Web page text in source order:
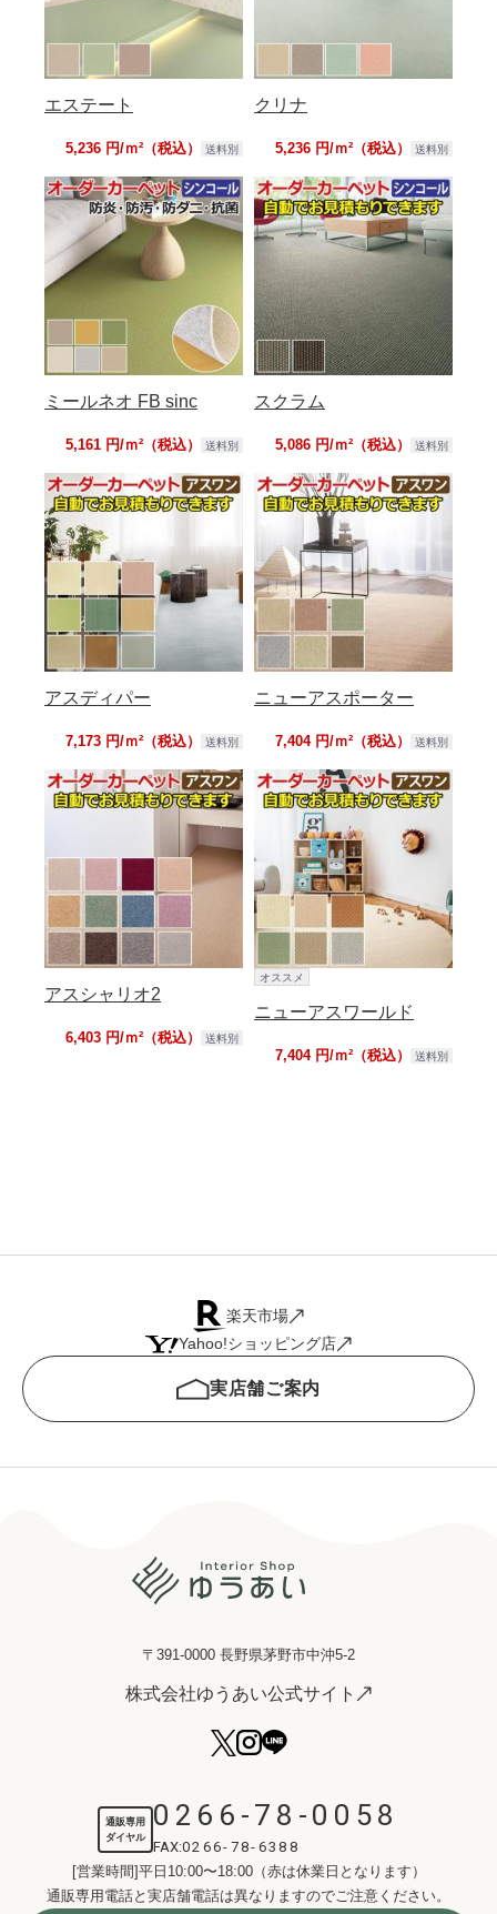
エステート
5,236 円/ｍ²（税込） 送料別
クリナ
5,236 円/ｍ²（税込） 送料別
ミールネオ FB sinc
5,161 円/ｍ²（税込） 送料別
スクラム
5,086 円/ｍ²（税込） 送料別
アスディパー
7,173 円/ｍ²（税込） 送料別
ニューアスポーター
7,404 円/ｍ²（税込） 送料別
アスシャリオ2
6,403 円/ｍ²（税込） 送料別
オススメ
ニューアスワールド
7,404 円/ｍ²（税込） 送料別
楽天市場
Yahoo!ショッピング店
実店舗ご案内
〒391-0000 長野県茅野市中沖5-2
株式会社ゆうあい公式サイト
通販専用
ダイヤル
0266-78-0058
FAX:0266-78-6388
[営業時間]平日10:00〜18:00（赤は休業日となります）
通販専用電話と実店舗電話は異なりますのでご注意ください。